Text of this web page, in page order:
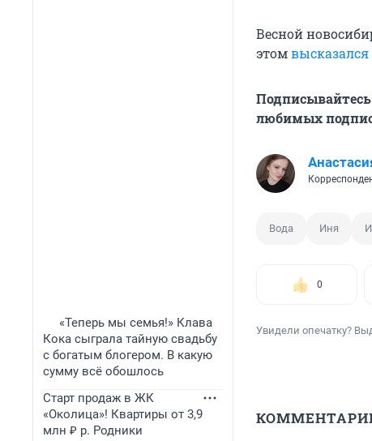
«Теперь мы семья!» Клава
Кока сыграла тайную свадьбу
с богатым блогером. В какую
сумму всё обошлось
Старт продаж в ЖК
«Околица»! Квартиры от 3,9
млн ₽ р. Родники
Весной
этомвысказался
любимых
Вода Иня
0
Увидели опечатку?